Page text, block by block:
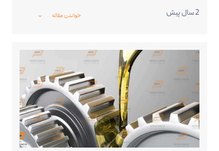
2 سال پیش
خواندن مقاله _expand_more_